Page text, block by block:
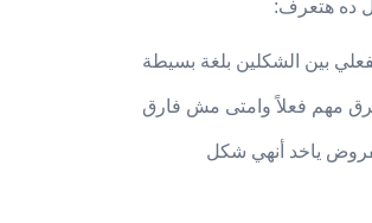
ده هتعرف:
بين الشكلين بلغة بسيطة
مهم فعلاً وامتى مش فارق
ياخد أنهي شكل